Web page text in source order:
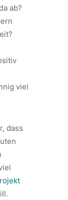
ab?
viel
dass